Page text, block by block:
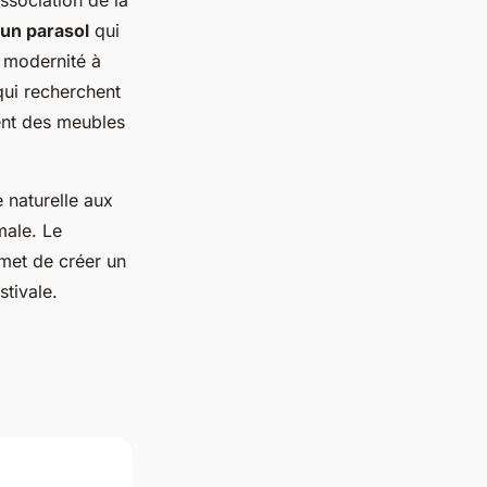
parasol qui
à
recherchent
des meubles
aux
Le
de créer un